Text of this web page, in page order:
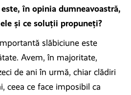
în opinia dumneavoastră,
și ce soluții propuneți?
slăbiciune este
Avem, în majoritate,
de ani în urmă, chiar clădiri
ceea ce face imposibil ca